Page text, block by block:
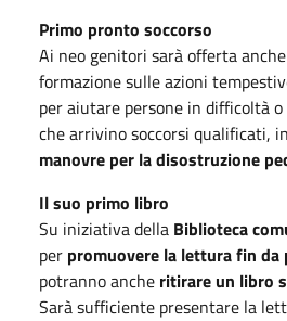
Primo pronto soccorso
Ai neo genitori sarà offerta
formazione sulle azioni
per aiutare persone in difficoltà o
che arrivino soccorsi qualificati,
manovre per la disostruzione
Il suo primo libro
Su iniziativa della Biblioteca
per promuovere la lettura fin da
potranno anche ritirare un libro
Sarà sufficiente presentare la